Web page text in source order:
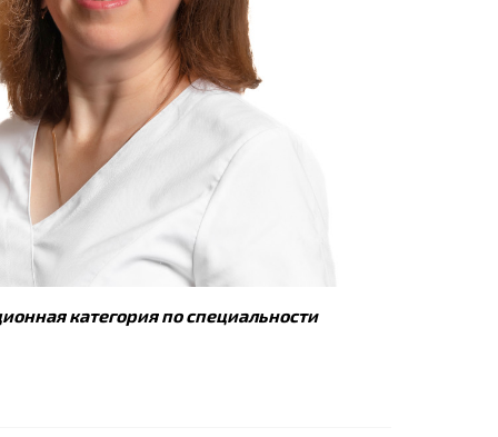
категория по специальности